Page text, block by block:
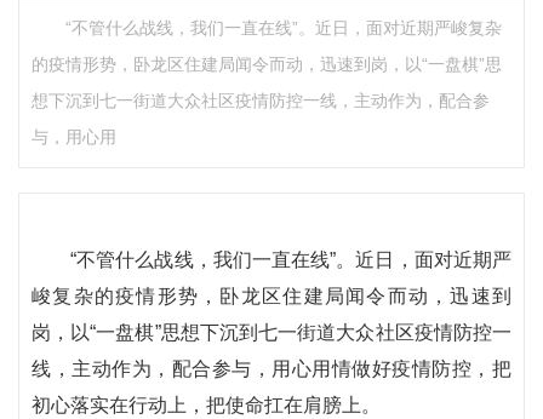
“不管什么战线，我们一直在线”。近日，面对近期严峻复杂
的疫情形势，卧龙区住建局闻令而动，迅速到岗，以“一盘棋”思
想下沉到七一街道大众社区疫情防控一线，主动作为，配合参
与，用心用
“不管什么战线，我们一直在线”。近日，面对近期严
峻复杂的疫情形势，卧龙区住建局闻令而动，迅速到
岗，以“一盘棋”思想下沉到七一街道大众社区疫情防控一
线，主动作为，配合参与，用心用情做好疫情防控，把
初心落实在行动上，把使命扛在肩膀上。